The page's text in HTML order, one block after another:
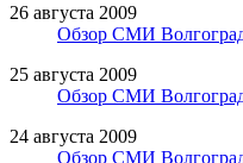
26 августа 2009
Обзор СМИ
25 августа 2009
Обзор СМИ
24 августа 2009
Обзор СМИ